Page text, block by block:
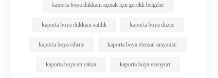
kaporta boya dükkanı açmak için gerekli belgeler
kaporta boya dükkanı satılık kaporta boya düzce
kaporta boya edirne kaporta boya eleman arayanlar
kaporta boya en yakın kaporta boya esenyurt